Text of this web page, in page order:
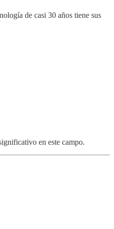
de casi 30 años tiene sus
en este campo.